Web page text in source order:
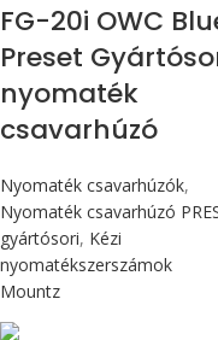
FG-20i OWC
Preset
nyomaték
csavarhúzó
Nyomaték csavarhúzók,
Nyomaték csavarhúzó
gyártósori, Kézi
nyomatékszerszámok
Mountz